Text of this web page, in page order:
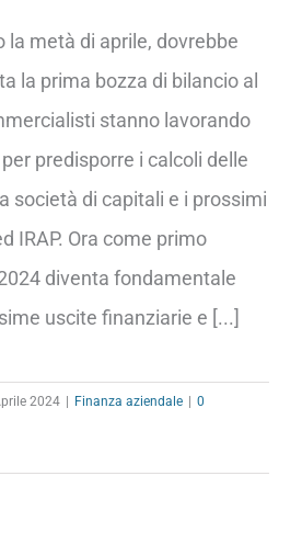
la metà di aprile, dovrebbe
la prima bozza di bilancio al
stanno lavorando
predisporre i calcoli delle
società di capitali e i prossimi
IRAP. Ora come primo
diventa fondamentale
uscite finanziarie e [...]
2024 Finanza aziendale
0